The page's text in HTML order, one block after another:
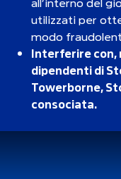
utilizzati per
modo
Interferire con,
dipendenti di
Towerborne,
consociata.